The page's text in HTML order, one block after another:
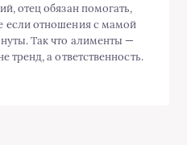
отец обязан помогать,
если отношения с мамой
Так что алименты —
тренд, а ответственность.